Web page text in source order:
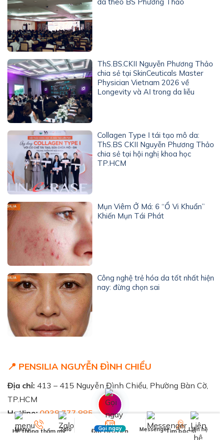
ThS.BS.CKII Nguyễn Phương Thảo
chia sẻ tại SkinCeuticals Master
Physician Vietnam 2026 về
Longevity và AI trong da liễu
Collagen Type I tái tạo mô da:
ThS.BS CKII Nguyễn Phương Thảo
chia sẻ tại hội nghị khoa học
TP.HCM
Mụn Viêm Ở Má: 6 “Ổ Vi Khuẩn”
Khiến Mụn Tái Phát
Công nghệ trẻ hóa da tốt nhất hiện
nay: đừng chọn sai
📍 PENSILIA NGUYỄN ĐÌNH CHIỂU
Địa chỉ: 413 – 415 Nguyễn Đình Chiểu, Phường Bàn Cờ,
TP.HCM
Hotline: 0938 777 885
🗺️ Xem chỉ đường
Hệ thống thẩm mỹ Đặt Lịch Hẹn Tìm bác sĩ
Menu Zalo Gọi ngay Messenger Liên hệ